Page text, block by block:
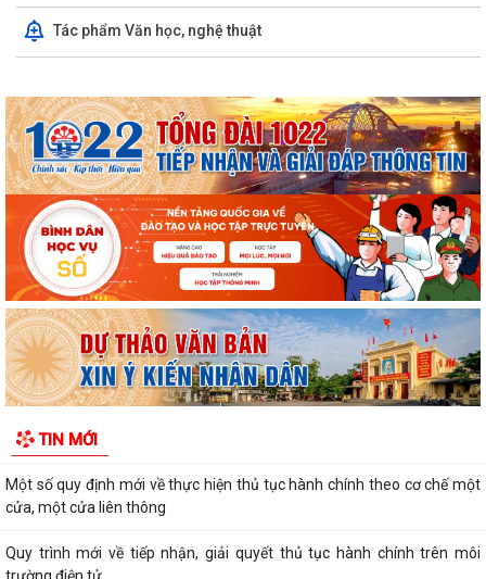
Tác phẩm Văn học, nghệ thuật
TIN MỚI
Khai mạc Chung kết Hội thi lực lượng tham gia bảo vệ ANTT ở cơ sở
giỏi toàn quốc lần thứ nhất, năm...
ở cơ sở giỏi toàn quốc (lần...
Một số quy định mới về thực hiện thủ tục hành chính theo cơ chế một
cửa, một cửa liên thông
Quy trình mới về tiếp nhận, giải quyết thủ tục hành chính trên môi
trường điện tử
Triển khai nộp thuế sử dụng đất phi nông nghiệp qua ứng dụng eTax
Mobile
Hướng dẫn cài đặt và sử dụng, nộp thuế qua dụng ứng dụng eTax
Mobile
HẢI PHÒNG THU PHÍ 0 ĐỒNG ĐỐI VỚI 4 LỆ PHÍ VÀ 7 LOẠI PHÍ KHI THỰC
HIỆN THỦ TỤC HÀNH CHÍNH TRỰC TUYẾN
Thông báo về việc niêm yết công khai kết quả triển khai Nghị quyết
04/2026/NQ-HĐND ngày 20/4/2026...
THÔNG BÁO CỦA TRẠM Y TẾ PHƯỜNG KINH MÔN Về việc lập danh